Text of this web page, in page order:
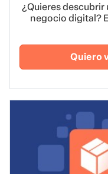
¿Quieres descubrir
negocio digital?
Quiero